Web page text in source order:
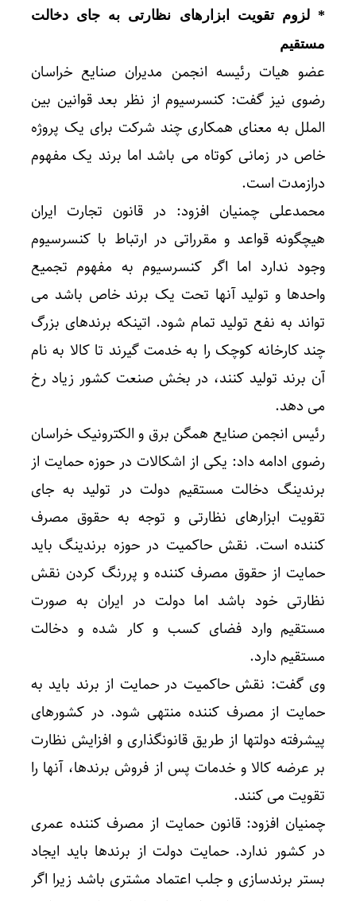
* لزوم تقویت ابزارهای نظارتی به جای دخالت
مستقیم
عضو هیات رئیسه انجمن مدیران صنایع خراسان
رضوی نیز گفت: کنسرسیوم از نظر بعد قوانین بین
الملل به معنای همکاری چند شرکت برای یک پروژه
خاص در زمانی کوتاه می باشد اما برند یک مفهوم
درازمدت است.
محمدعلی چمنیان افزود: در قانون تجارت ایران
هیچگونه قواعد و مقرراتی در ارتباط با کنسرسیوم
وجود ندارد اما اگر کنسرسیوم به مفهوم تجمیع
واحدها و تولید آنها تحت یک برند خاص باشد می
تواند به نفع تولید تمام شود. اتینکه برندهای بزرگ
چند کارخانه کوچک را به خدمت گیرند تا کالا به نام
آن برند تولید کنند، در بخش صنعت کشور زیاد رخ
می دهد.
رئیس انجمن صنایع همگن برق و الکترونیک خراسان
رضوی ادامه داد: یکی از اشکالات در حوزه حمایت از
برندینگ دخالت مستقیم دولت در تولید به جای
تقویت ابزارهای نظارتی و توجه به حقوق مصرف
کننده است. نقش حاکمیت در حوزه برندینگ باید
حمایت از حقوق مصرف کننده و پررنگ کردن نقش
نظارتی خود باشد اما دولت در ایران به صورت
مستقیم وارد فضای کسب و کار شده و دخالت
مستقیم دارد.
وی گفت: نقش حاکمیت در حمایت از برند باید به
حمایت از مصرف کننده منتهی شود. در کشورهای
پیشرفته دولتها از طریق قانونگذاری و افزایش نظارت
بر عرضه کالا و خدمات پس از فروش برندها، آنها را
تقویت می کنند.
چمنیان افزود: قانون حمایت از مصرف کننده عمری
در کشور ندارد. حمایت دولت از برندها باید ایجاد
بستر برندسازی و جلب اعتماد مشتری باشد زیرا اگر